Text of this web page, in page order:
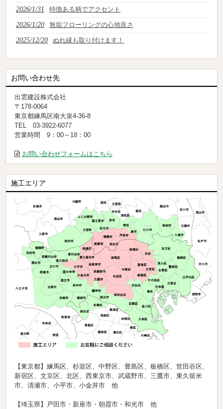
2026/1/31 特徴ある柄でアクセント
2026/1/20 無垢フローリングの心地良さ
2025/12/20 ぬれ縁も取り付けます！
お問い合わせ先
出雲建設株式会社
〒178-0064
東京都練馬区南大泉4-36-8
TEL 03-3922-6077
営業時間 9：00～18：00
お問い合わせフォームはこちら
施工エリア
【東京都】練馬区、杉並区、中野区、豊島区、板橋区、世田谷区、
新宿区、文京区、北区、西東京市、武蔵野市、三鷹市、東久留米
市、清瀬市、小平市、小金井市 他
【埼玉県】戸田市・新座市・朝霞市・和光市 他